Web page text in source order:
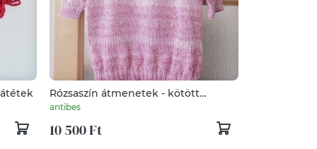
Rózsaszín átmenetek - kötött
pulóver
antibes
10 500 Ft